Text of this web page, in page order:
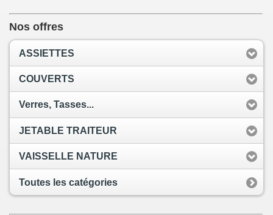
Nos offres
ASSIETTES
COUVERTS
Verres, Tasses...
JETABLE TRAITEUR
VAISSELLE NATURE
Toutes les catégories